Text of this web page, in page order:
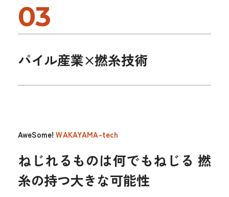
03
パイル産業×撚糸技術
AweSome!WAKAYAMA-tech
ねじれるものは何でもねじる 撚
糸の持つ大きな可能性